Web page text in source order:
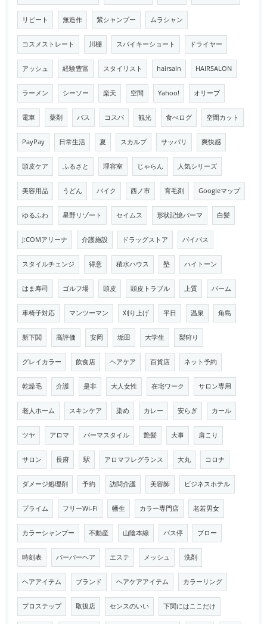
リピート 無造作 紫シャンプー ムラシャン
コスメストレート 川棚 スパイキーショート ドライヤー
アッシュ 経験豊富 スタイリスト hairsaln HAIRSALON
ラーメン シーソー 楽天 空間 Yahoo! オリーブ
電車 薬剤 バス コスパ 観光 食べログ 空間カット
PayPay 日常生活 夏 スカルプ サッパリ 爽快感
頭皮ケア ふるさと 理容室 じゃらん 人気シリーズ
美容用品 うどん バイク 西ノ市 育毛剤 Googleマップ
ゆるふわ 星野リゾート セイムス 形状記憶パーマ 白髪
J:COMアリーナ 介護施設 ドラッグストア バイパス
スタイルチェンジ 得意 積水ハウス 塾 ハイトーン
はま寿司 ゴルフ場 頭皮 頭皮トラブル 上質 バーム
車椅子対応 マンツーマン 刈り上げ 平日 温泉 角島
新下関 高評価 安岡 垢田 大学生 梨狩り
グレイカラー 飲食店 ヘアケア 百貨店 ネット予約
乾燥毛 介護 是非 大人女性 在宅ワーク サロン専用
老人ホーム スキンケア 染め カレー 安らぎ カール
ツヤ アロマ パーマスタイル 艶髪 大事 肩こり
サロン 長府 駅 アロマフレグランス 大丸 コロナ
ダメージ処理剤 予約 訪問介護 美容師 ビジネスホテル
プライム フリーWi-Fi 幡生 カラー専門店 老若男女
カラーシャンプー 不動産 山陰本線 バス停 ブロー
時刻表 バーバーヘア エステ メッシュ 洗剤
ヘアアイテム ブランド ヘアケアアイテム カラーリング
プロステップ 取扱店 センスのいい 下関にはここだけ